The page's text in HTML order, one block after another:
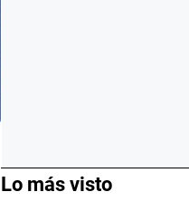
Lo más visto